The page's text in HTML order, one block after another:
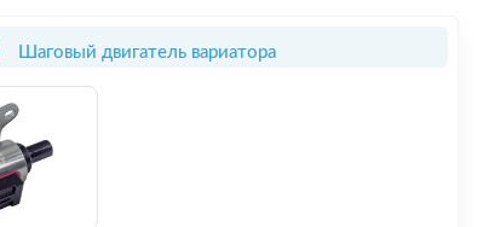
Шаговый двигатель вариатора